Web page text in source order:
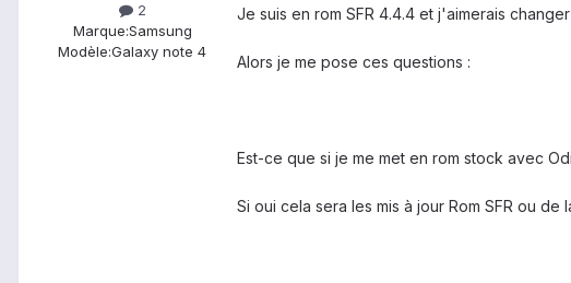
2
Marque:Samsung
Modèle:Galaxy note 4
Je suis en rom SFR 4.4.4 et j'aimerais
Alors je me pose ces questions :
Est-ce que si je me met en rom stock avec
Si oui cela sera les mis à jour Rom SFR ou de